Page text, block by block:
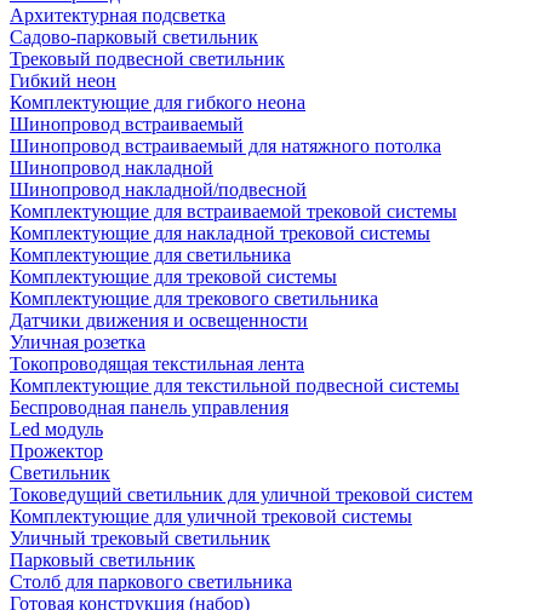
Архитектурная подсветка
Садово-парковый светильник
Трековый подвесной светильник
Гибкий неон
Комплектующие для гибкого неона
Шинопровод встраиваемый
Шинопровод встраиваемый для натяжного потолка
Шинопровод накладной
Шинопровод накладной/подвесной
Комплектующие для встраиваемой трековой системы
Комплектующие для накладной трековой системы
Комплектующие для светильника
Комплектующие для трековой системы
Комплектующие для трекового светильника
Датчики движения и освещенности
Уличная розетка
Токопроводящая текстильная лента
Комплектующие для текстильной подвесной системы
Беспроводная панель управления
Led модуль
Прожектор
Светильник
Токоведущий светильник для уличной трековой систем
Комплектующие для уличной трековой системы
Уличный трековый светильник
Парковый светильник
Столб для паркового светильника
Готовая конструкция (набор)